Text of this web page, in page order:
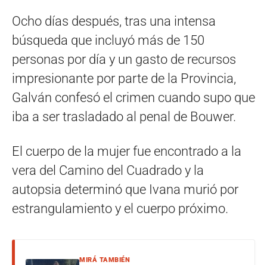
Ocho días después, tras una intensa
búsqueda que incluyó más de 150
personas por día y un gasto de recursos
impresionante por parte de la Provincia,
Galván confesó el crimen cuando supo que
iba a ser trasladado al penal de Bouwer.
El cuerpo de la mujer fue encontrado a la
vera del Camino del Cuadrado y la
autopsia determinó que Ivana murió por
estrangulamiento y el cuerpo próximo.
MIRÁ TAMBIÉN